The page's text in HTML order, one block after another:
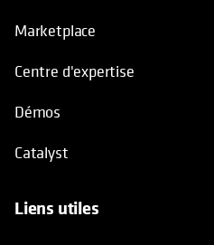
Marketplace
Centre d'expertise
Démos
Catalyst
Liens utiles